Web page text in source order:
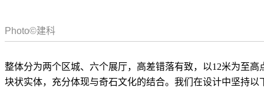
Photo©建科
整体分为两个区城、六个展厅，高差错落有致，以12米为至
块状实体，充分体现与奇石文化的结合。我们在设计中坚持